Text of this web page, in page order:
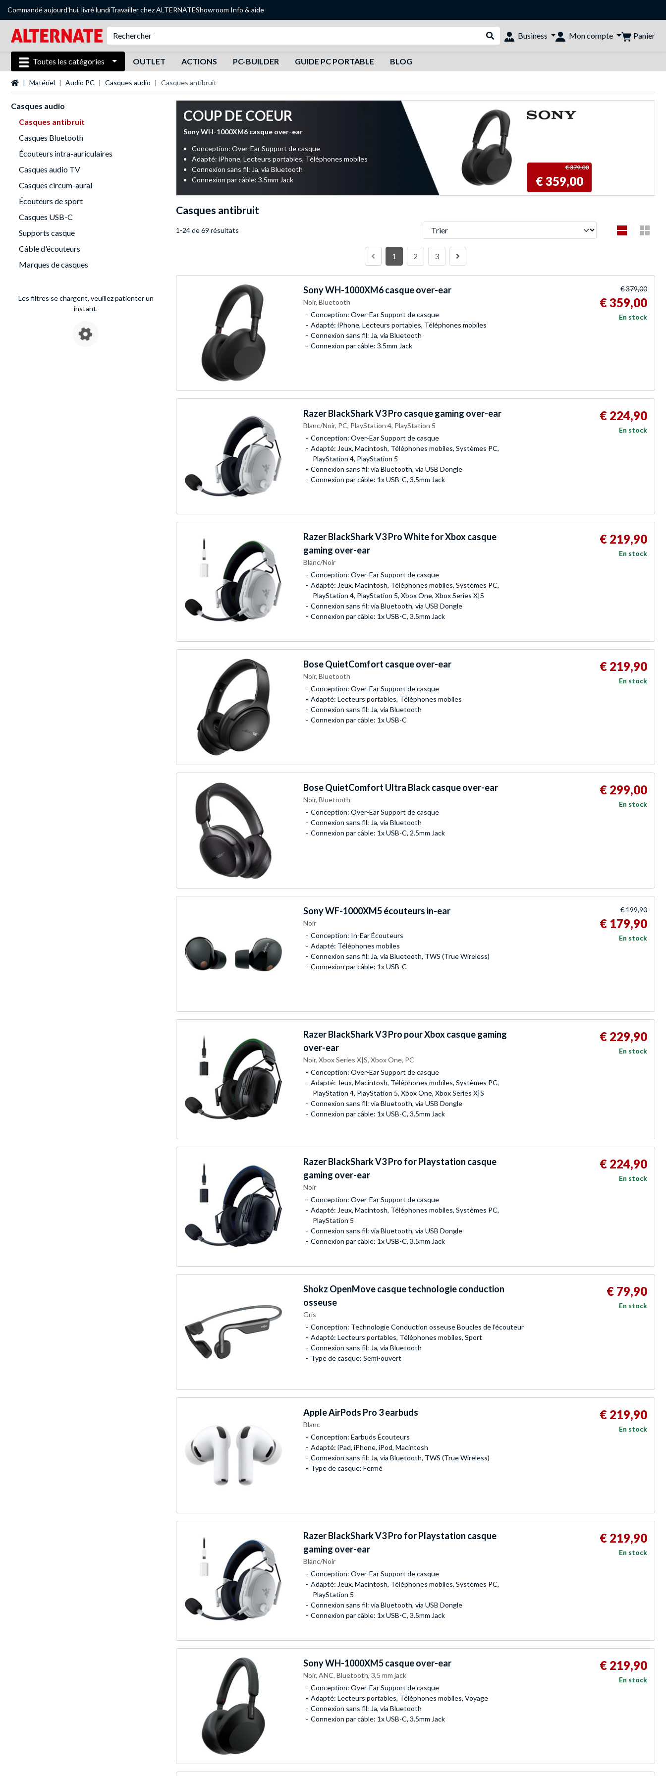
Commandé aujourd'hui, livré lundiTravailler chez ALTERNATEShowroom Info & aide
Rechercher dans le shop
Business Mon compte Panier
Toutes les catégories OUTLET ACTIONS PC-BUILDER GUIDE PC PORTABLE BLOG
Page d'accueil
Matériel Audio PC Casques audio Casques antibruit
Casques audio
Casques antibruit
Casques Bluetooth
Écouteurs intra-auriculaires
Casques audio TV
Casques circum-aural
Écouteurs de sport
Casques USB-C
Supports casque
Câble d'écouteurs
Marques de casques
Les filtres se chargent, veuillez patienter un
instant.
COUP DE COEUR
Sony WH-1000XM6 casque over-ear
Conception: Over-Ear Support de casque
Adapté: iPhone, Lecteurs portables, Téléphones mobiles
Connexion sans fil: Ja, via Bluetooth
Connexion par câble: 3.5mm Jack
€ 379,00
€ 359,00
Casques antibruit
1-24 de 69 résultats Trier
1 2 3
SonyWH-1000XM6 casque over-ear
Noir, Bluetooth
Conception: Over-Ear Support de casque
Adapté: iPhone, Lecteurs portables, Téléphones mobiles
Connexion sans fil: Ja, via Bluetooth
Connexion par câble: 3.5mm Jack
€ 379,00
€ 359,00
En stock
RazerBlackShark V3 Pro casque gaming over-ear
Blanc/Noir, PC, PlayStation 4, PlayStation 5
Conception: Over-Ear Support de casque
Adapté: Jeux, Macintosh, Téléphones mobiles, Systèmes PC,
PlayStation 4, PlayStation 5
Connexion sans fil: via Bluetooth, via USB Dongle
Connexion par câble: 1x USB-C, 3.5mm Jack
€ 224,90
En stock
RazerBlackShark V3 Pro White for Xbox casque
gaming over-ear
Blanc/Noir
Conception: Over-Ear Support de casque
Adapté: Jeux, Macintosh, Téléphones mobiles, Systèmes PC,
PlayStation 4, PlayStation 5, Xbox One, Xbox Series X|S
Connexion sans fil: via Bluetooth, via USB Dongle
Connexion par câble: 1x USB-C, 3.5mm Jack
€ 219,90
En stock
BoseQuietComfort casque over-ear
Noir, Bluetooth
Conception: Over-Ear Support de casque
Adapté: Lecteurs portables, Téléphones mobiles
Connexion sans fil: Ja, via Bluetooth
Connexion par câble: 1x USB-C
€ 219,90
En stock
BoseQuietComfort Ultra Black casque over-ear
Noir, Bluetooth
Conception: Over-Ear Support de casque
Connexion sans fil: Ja, via Bluetooth
Connexion par câble: 1x USB-C, 2.5mm Jack
€ 299,00
En stock
SonyWF-1000XM5 écouteurs in-ear
Noir
Conception: In-Ear Écouteurs
Adapté: Téléphones mobiles
Connexion sans fil: Ja, via Bluetooth, TWS (True Wireless)
Connexion par câble: 1x USB-C
€ 199,90
€ 179,90
En stock
RazerBlackShark V3 Pro pour Xbox casque gaming
over-ear
Noir, Xbox Series X|S, Xbox One, PC
Conception: Over-Ear Support de casque
Adapté: Jeux, Macintosh, Téléphones mobiles, Systèmes PC,
PlayStation 4, PlayStation 5, Xbox One, Xbox Series X|S
Connexion sans fil: via Bluetooth, via USB Dongle
Connexion par câble: 1x USB-C, 3.5mm Jack
€ 229,90
En stock
RazerBlackShark V3 Pro for Playstation casque
gaming over-ear
Noir
Conception: Over-Ear Support de casque
Adapté: Jeux, Macintosh, Téléphones mobiles, Systèmes PC,
PlayStation 5
Connexion sans fil: via Bluetooth, via USB Dongle
Connexion par câble: 1x USB-C, 3.5mm Jack
€ 224,90
En stock
Shokz OpenMove casque technologie conduction
osseuse
Gris
Conception: Technologie Conduction osseuse Boucles de l’écouteur
Adapté: Lecteurs portables, Téléphones mobiles, Sport
Connexion sans fil: Ja, via Bluetooth
Type de casque: Semi-ouvert
€ 79,90
En stock
AppleAirPods Pro 3 earbuds
Blanc
Conception: Earbuds Écouteurs
Adapté: iPad, iPhone, iPod, Macintosh
Connexion sans fil: Ja, via Bluetooth, TWS (True Wireless)
Type de casque: Fermé
€ 219,90
En stock
RazerBlackShark V3 Pro for Playstation casque
gaming over-ear
Blanc/Noir
Conception: Over-Ear Support de casque
Adapté: Jeux, Macintosh, Téléphones mobiles, Systèmes PC,
PlayStation 5
Connexion sans fil: via Bluetooth, via USB Dongle
Connexion par câble: 1x USB-C, 3.5mm Jack
€ 219,90
En stock
SonyWH-1000XM5 casque over-ear
Noir, ANC, Bluetooth, 3,5 mm jack
Conception: Over-Ear Support de casque
Adapté: Lecteurs portables, Téléphones mobiles, Voyage
Connexion sans fil: Ja, via Bluetooth
Connexion par câble: 1x USB-C, 3.5mm Jack
€ 219,90
En stock